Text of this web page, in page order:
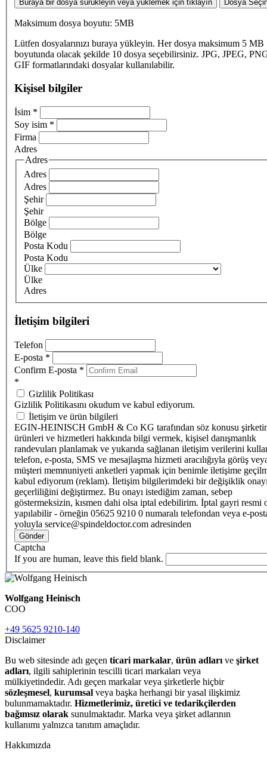
Buraya bir dosya sürükleyin veya yüklemek için tıklayın Dosya
Maksimum dosya boyutu: 5MB
Lütfen dosyalarınızı buraya yükleyin. Her dosya maksimum 5 MB
boyutunda olacak şekilde 10 dosya seçebilirsiniz. JPG, JPEG,
GIF formatlarındaki dosyalar kullanılabilir.
Kişisel bilgiler
İsim *
Soy isim *
Firma
Adres
Adres
Adres
Adres
Şehir
Şehir
Bölge
Bölge
Posta Kodu
Posta Kodu
Ülke
Ülke
Adres
İletişim bilgileri
Telefon
E-posta *
Confirm E-posta *
*
Gizlilik Politikası
Gizlilik Politikasını okudum ve kabul ediyorum.
İletişim ve ürün bilgileri
EGIN-HEINISCH GmbH & Co KG tarafından söz konusu
ürünleri ve hizmetleri hakkında bilgi vermek, kişisel danışmanlık
randevuları planlamak ve yukarıda sağlanan iletişim verilerini
telefon, e-posta, SMS ve mesajlaşma hizmeti aracılığıyla görüş
müşteri memnuniyeti anketleri yapmak için benimle iletişime
kabul ediyorum (reklam). İletişim bilgilerimdeki bir değişiklik
geçerliliğini değiştirmez. Bu onayı istediğim zaman, sebep
göstermeksizin, kısmen dahi olsa iptal edebilirim. İptal gayri resmi
yapılabilir - örneğin 05625 9210 0 numaralı telefondan veya e-
yoluyla service@spindeldoctor.com adresinden
Gönder
Captcha
If you are human, leave this field blank.
Wolfgang Heinisch
COO
+49 5625 9210-140
Disclaimer
Bu web sitesinde adı geçen ticari markalar, ürün adları ve şirket
adları, ilgili sahiplerinin tescilli ticari markaları veya
mülkiyetindedir. Adı geçen markalar veya şirketlerle hiçbir
sözleşmesel, kurumsal veya başka herhangi bir yasal ilişkimiz
bulunmamaktadır. Hizmetlerimiz, üretici ve tedarikçilerden
bağımsız olarak sunulmaktadır. Marka veya şirket adlarının
kullanımı yalnızca tanıtım amaçlıdır.
Hakkımızda